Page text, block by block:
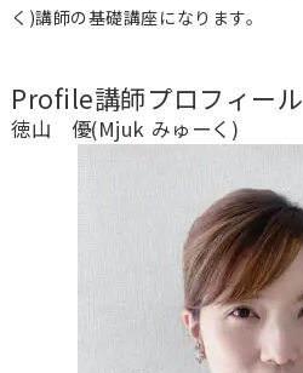
く)講師の基礎講座になります。
Profile講師プロフィール
徳山 優(Mjuk みゅーく)